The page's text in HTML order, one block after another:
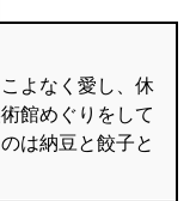
よなく愛し、休
館めぐりをして
は納豆と餃子と